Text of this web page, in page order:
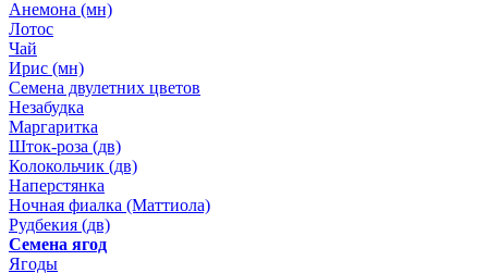
Анемона (мн)
Лотос
Чай
Ирис (мн)
Семена двулетних цветов
Незабудка
Маргаритка
Шток-роза (дв)
Колокольчик (дв)
Наперстянка
Ночная фиалка (Маттиола)
Рудбекия (дв)
Семена ягод
Ягоды